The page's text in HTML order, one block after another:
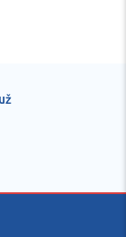
Pre každú položku